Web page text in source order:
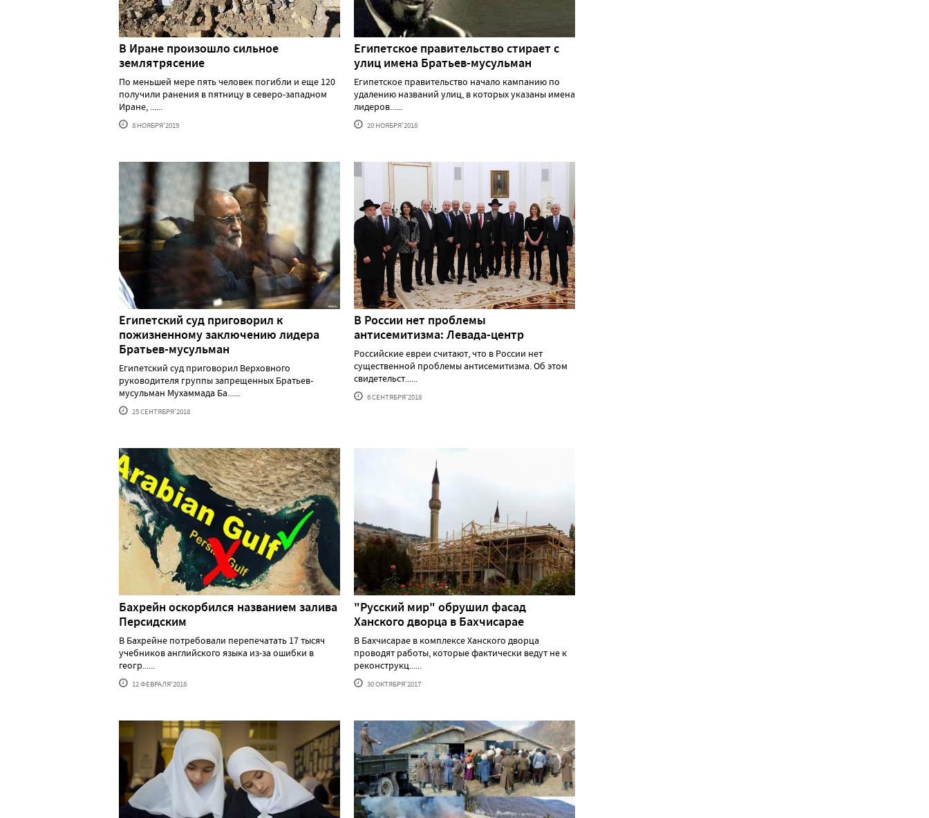
В Иране произошло сильное
землятрясение
По меньшей мере пять человек погибли и еще 120
получили ранения в пятницу в северо-западном
Иране, ......
8 НОЯБРЯ'2019
Египетское правительство стирает с
улиц имена Братьев-мусульман
Египетское правительство начало кампанию по
удалению названий улиц, в которых указаны имена
лидеров......
20 НОЯБРЯ'2018
Египетский суд приговорил к
пожизненному заключению лидера
Братьев-мусульман
Египетский суд приговорил Верховного
руководителя группы запрещенных Братьев-
мусульман Мухаммада Ба......
25 СЕНТЯБРЯ'2018
В России нет проблемы
антисемитизма: Левада-центр
Российские евреи считают, что в России нет
существенной проблемы антисемитизма. Об этом
свидетельст......
6 СЕНТЯБРЯ'2018
Бахрейн оскорбился названием залива
Персидским
В Бахрейне потребовали перепечатать 17 тысяч
учебников английского языка из-за ошибки в
геогр......
12 ФЕВРАЛЯ'2018
"Русский мир" обрушил фасад
Ханского дворца в Бахчисарае
В Бахчисарае в комплексе Ханского дворца
проводят работы, которые фактически ведут не к
реконструкц......
30 ОКТЯБРЯ'2017